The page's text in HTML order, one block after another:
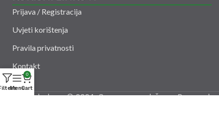
Prijava / Registracija
Uvjeti korištenja
Pravila privatnosti
Kontakt
Amelšeh d.o.o. © 2024. Sva prava zadržana. Powered
Menu
0
Cart